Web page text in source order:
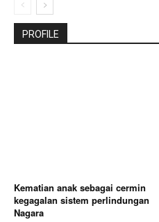
PROFILE
Kematian anak sebagai cermin
kegagalan sistem perlindungan
Nagara